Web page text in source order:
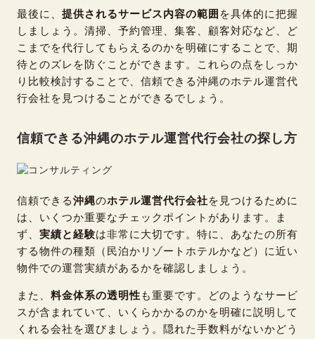
最後に、 提供されるサービス内容の範囲 を具体的に把握
しましょう。清掃、予約管理、集客、顧客対応など、ど
こまでを代行してもらえるのかを明確にすることで、期
待とのズレを防ぐことができます。これらの点をしっか
り比較検討することで、信頼できる沖縄のホテル運営代
行会社を見つけることができるでしょう。
信頼できる沖縄のホテル運営代行会社の探し方
信頼できる沖縄のホテル運営代行会社を見つけるために
は、いくつか重要なチェックポイントがあります。ま
ず、 実績と経験は非常に大切です。特に、あなたの所有
する物件の種類（民泊かリゾートホテルかなど）に近い
物件での運営実績があるかを確認しましょう。
また、 料金体系の透明性 も重要です。どのようなサービ
スが含まれていて、いくらかかるのかを明確に説明して
くれる会社を選びましょう。隠れた手数料がないかどう